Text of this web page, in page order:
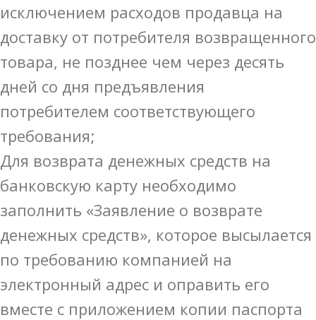
исключением расходов продавца на
доставку от потребителя возвращенного
товара, не позднее чем через десять
дней со дня предъявления
потребителем соответствующего
требования;
Для возврата денежных средств на
банковскую карту необходимо
заполнить «Заявление о возврате
денежных средств», которое высылается
по требованию компанией на
электронный адрес и оправить его
вместе с приложением копии паспорта